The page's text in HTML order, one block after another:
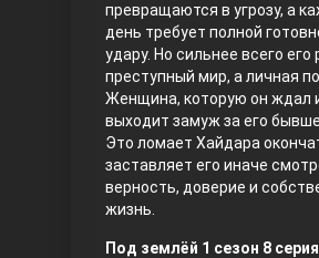
Воскресший Эртугрул
превращаются в угрозу, а
день требует полной
удару. Но сильнее всего его
преступный мир, а личная
Женщина, которую он ждал
выходит замуж за его
Это ломает Хайдара
заставляет его иначе
верность, доверие и
жизнь.
Под землёй 1 сезон 8 серия